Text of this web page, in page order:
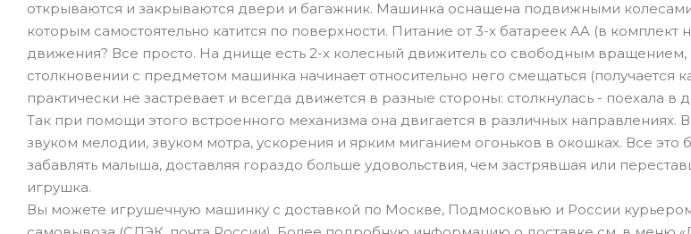
открываются и закрываются двери и багажник. Машинка оснащена подвижными
которым самостоятельно катится по поверхности. Питание от 3-х батареек AA (в комплект
движения? Все просто. На днище есть 2-х колесный движитель со свободным вращением,
столкновении с предметом машинка начинает относительно него смещаться (получается
практически не застревает и всегда движется в разные стороны: столкнулась - поехала в
Так при помощи этого встроенного механизма она двигается в различных направлениях.
звуком мелодии, звуком мотра, ускорения и ярким миганием огоньков в окошках. Все это
забавлять малыша, доставляя гораздо больше удовольствия, чем застрявшая или
игрушка.
Вы можете игрушечную машинку с доставкой по Москве, Подмосковью и России